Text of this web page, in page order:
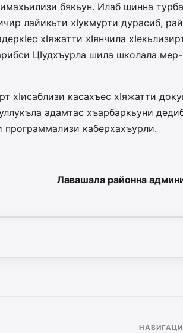
бякьун. Илаб шинна
лайикьти хIукмурти дурасиб,
хIяжатти хIянчила
ЦIудхъурла шила школала
хIисаблизи касахъес хIяжатти
адамтас хъарбаркьуни
каберхахъурли.
Лавашала районна